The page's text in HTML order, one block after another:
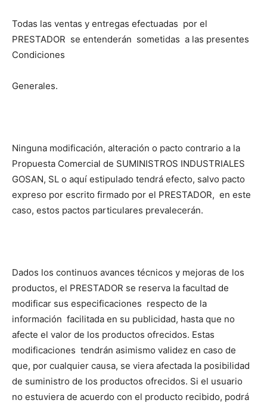
Todas las ventas y entregas efectuadas por el
PRESTADOR se entenderán sometidas a las presentes
Condiciones
Generales.
Ninguna modificación, alteración o pacto contrario a la
Propuesta Comercial de SUMINISTROS INDUSTRIALES
GOSAN, SL o aquí estipulado tendrá efecto, salvo pacto
expreso por escrito firmado por el PRESTADOR, en este
caso, estos pactos particulares prevalecerán.
Dados los continuos avances técnicos y mejoras de los
productos, el PRESTADOR se reserva la facultad de
modificar sus especificaciones respecto de la
información facilitada en su publicidad, hasta que no
afecte el valor de los productos ofrecidos. Estas
modificaciones tendrán asimismo validez en caso de
que, por cualquier causa, se viera afectada la posibilidad
de suministro de los productos ofrecidos. Si el usuario
no estuviera de acuerdo con el producto recibido, podrá